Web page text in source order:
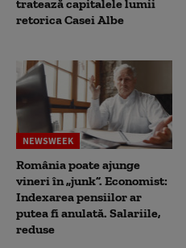
tratează capitalele lumii
retorica Casei Albe
NEWSWEEK
România poate ajunge
vineri în „junk”. Economist:
Indexarea pensiilor ar
putea fi anulată. Salariile,
reduse